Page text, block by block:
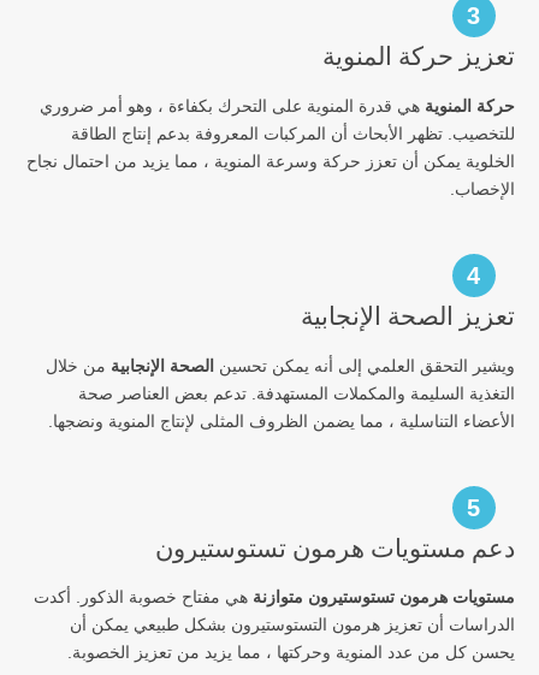
3
تعزيز حركة المنوية
حركة المنوية هي قدرة المنوية على التحرك بكفاءة ، وهو أمر ضروري
للتخصيب. تظهر الأبحاث أن المركبات المعروفة بدعم إنتاج الطاقة
الخلوية يمكن أن تعزز حركة وسرعة المنوية ، مما يزيد من احتمال نجاح
الإخصاب.
4
تعزيز الصحة الإنجابية
ويشير التحقق العلمي إلى أنه يمكن تحسين الصحة الإنجابية من خلال
التغذية السليمة والمكملات المستهدفة. تدعم بعض العناصر صحة
الأعضاء التناسلية ، مما يضمن الظروف المثلى لإنتاج المنوية ونضجها.
5
دعم مستويات هرمون تستوستيرون
مستويات هرمون تستوستيرون متوازنة هي مفتاح خصوبة الذكور. أكدت
الدراسات أن تعزيز هرمون التستوستيرون بشكل طبيعي يمكن أن
يحسن كل من عدد المنوية وحركتها ، مما يزيد من تعزيز الخصوبة.